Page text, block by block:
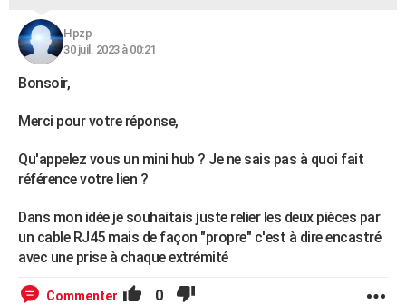
Hpzp
30 juil. 2023 à 00:21
Bonsoir,
Merci pour votre réponse,
Qu'appelez vous un mini hub ? Je ne sais pas à quoi fait
référence votre lien ?
Dans mon idée je souhaitais juste relier les deux pièces par
un cable RJ45 mais de façon "propre" c'est à dire encastré
avec une prise à chaque extrémité
Commenter 0